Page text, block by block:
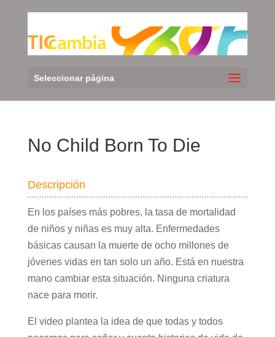
Seleccionar página
No Child Born To Die
Descripción
En los países más pobres, la tasa de mortalidad
de niños y niñas es muy alta. Enfermedades
básicas causan la muerte de ocho millones de
jóvenes vidas en tan solo un año. Está en nuestra
mano cambiar esta situación. Ninguna criatura
nace para morir.
El video plantea la idea de que todas y todos